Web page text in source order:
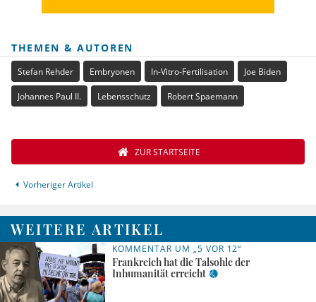
THEMEN & AUTOREN
Stefan Rehder Embryonen In-Vitro-Fertilisation Joe Biden
Johannes Paul II. Lebensschutz Robert Spaemann
Vorheriger Artikel
ZUR STARTSEITE
WEITERE ARTIKEL
KOMMENTAR UM „5 VOR 12“
Frankreich hat die Talsohle der
Inhumanität erreicht